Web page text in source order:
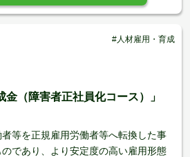
#人材雇用・育成
金（障害者正社員化コース）」
等を正規雇用労働者等へ転換した事
であり、より安定度の高い雇用形態